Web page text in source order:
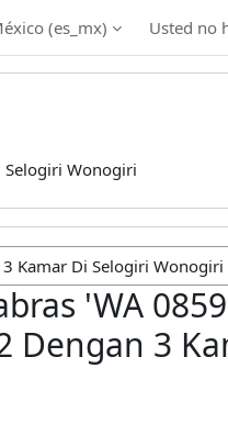
‎(es_mx)‎ Usted no
Selogiri Wonogiri
'WA
Dengan 3